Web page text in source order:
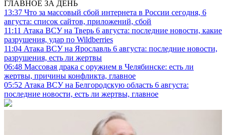
ГЛАВНОЕ ЗА ДЕНЬ
13:37 Что за массовый сбой интернета в России сегодня, 6
августа: список сайтов, приложений, сбой
11:11 Атака ВСУ на Тверь 6 августа: последние новости, какие
разрушения, удар по Wildberries
11:04 Атака ВСУ на Ярославль 6 августа: последние новости,
разрушения, есть ли жертвы
06:48 Массовая драка с оружием в Челябинске: есть ли
жертвы, причины конфликта, главное
05:52 Атака ВСУ на Белгородскую область 6 августа:
последние новости, есть ли жертвы, главное